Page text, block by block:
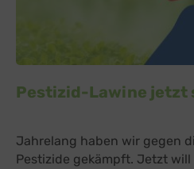
Pestizid-Lawine jetzt
Jahrelang haben wir gegen
Pestizide gekämpft. Jetzt